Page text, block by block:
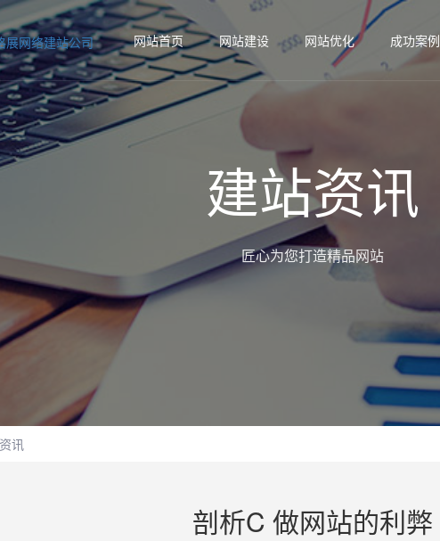
网站首页 网站建设 网站优化 成功案例
建站资讯
匠心为您打造精品网站
讯
剖析C 做网站的利弊